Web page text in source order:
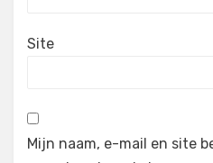
Site
Mijn naam, e-mail en site